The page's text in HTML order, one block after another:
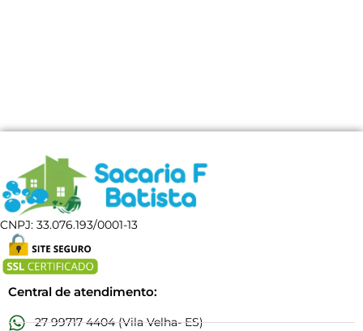
CNPJ: 33.076.193/0001-13
Central de atendimento:
27 99717 4404 (Vila Velha- ES)